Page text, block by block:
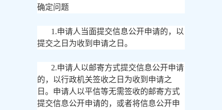
确定问题
1.申请人当面提交信息公开申请的，以
提交之日为收到申请之日。
2.申请人以邮寄方式提交信息公开申请
的，以行政机关签收之日为收到申请之
日。申请人以平信等无需签收的邮寄方式
提交信息公开申请的，或者将信息公开申